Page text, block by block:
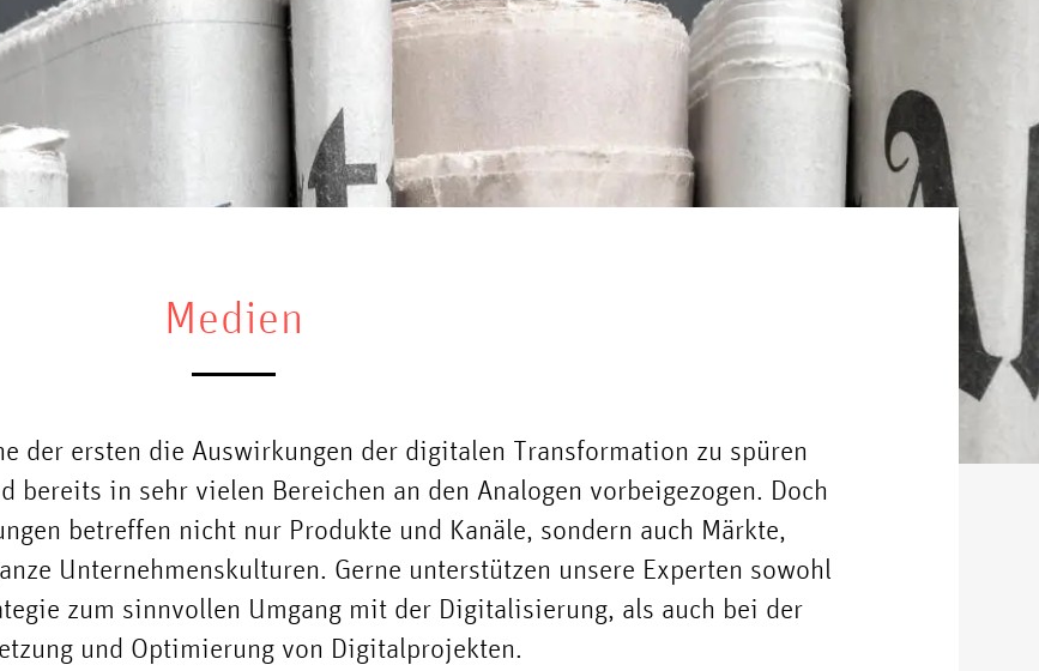
Medien
der ersten die Auswirkungen der digitalen Transformation zu spüren
bereits in sehr vielen Bereichen an den Analogen vorbeigezogen. Doch
betreffen nicht nur Produkte und Kanäle, sondern auch Märkte,
Unternehmenskulturen. Gerne unterstützen unsere Experten sowohl
zum sinnvollen Umgang mit der Digitalisierung, als auch bei der
und Optimierung von Digitalprojekten.